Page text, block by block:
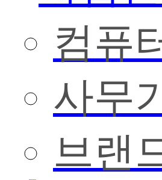
컴퓨
사무
브랜